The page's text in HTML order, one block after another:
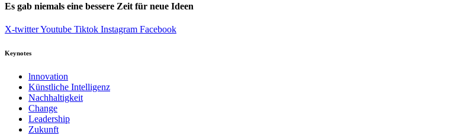
Es gab niemals eine bessere Zeit für neue Ideen
X-twitterYoutube Tiktok Instagram Facebook
Keynotes
lnnovation
Künstliche Intelligenz
Nachhaltigkeit
Change
Leadership
Zukunft